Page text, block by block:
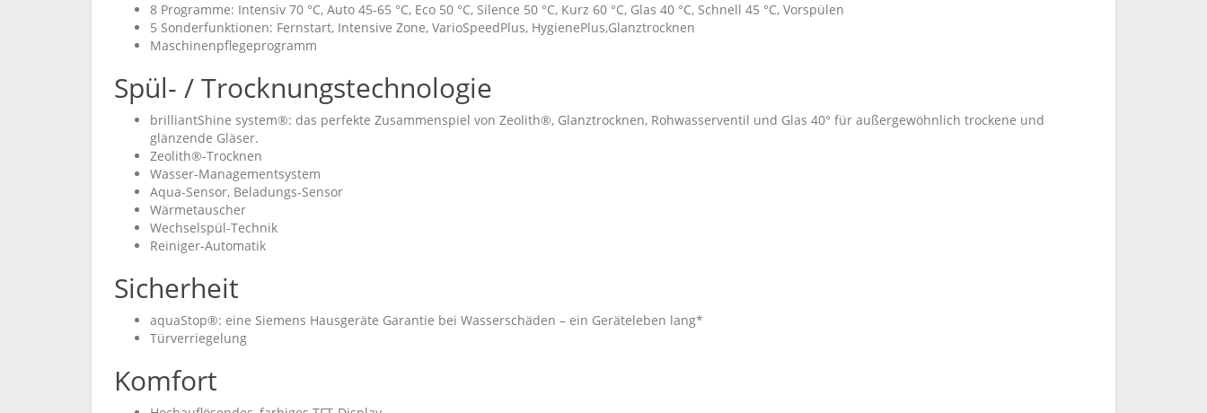
8 Programme: Intensiv 70 °C, Auto 45-65 °C, Eco 50 °C, Silence 50 °C, Kurz 60 °C, Glas 40 °C, Schnell 45 °C, Vorspülen
5 Sonderfunktionen: Fernstart, Intensive Zone, VarioSpeedPlus, HygienePlus,Glanztrocknen
Maschinenpflegeprogramm
Spül- / Trocknungstechnologie
brilliantShine system®: das perfekte Zusammenspiel von Zeolith®, Glanztrocknen, Rohwasserventil und Glas 40° für außergewöhnlich trockene und
glänzende Gläser.
Zeolith®-Trocknen
Wasser-Managementsystem
Aqua-Sensor, Beladungs-Sensor
Wärmetauscher
Wechselspül-Technik
Reiniger-Automatik
Sicherheit
aquaStop®: eine Siemens Hausgeräte Garantie bei Wasserschäden – ein Geräteleben lang*
Türverriegelung
Komfort